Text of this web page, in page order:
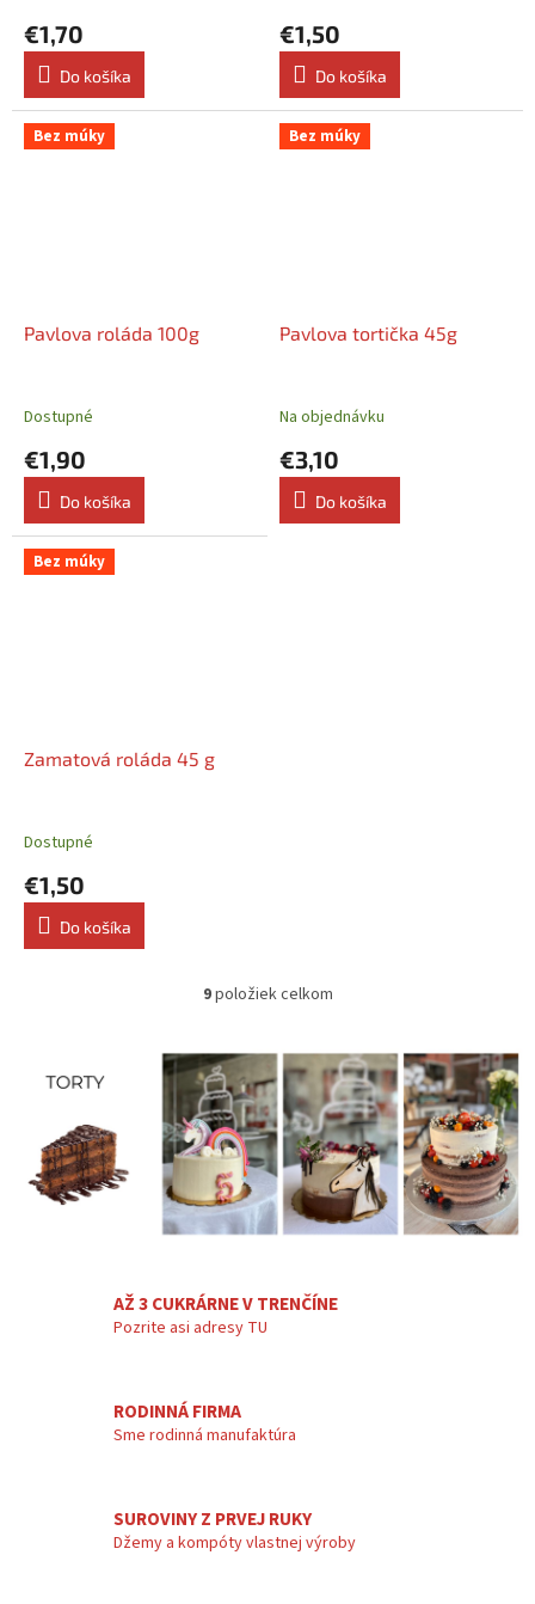
€1,70
Do košíka
€1,50
Do košíka
Bez múky
Pavlova roláda 100g
Dostupné
€1,90
Do košíka
Bez múky
Pavlova tortička 45g
Na objednávku
€3,10
Do košíka
Bez múky
Zamatová roláda 45 g
Dostupné
€1,50
Do košíka
O
l
á
d
a
c
i
e
p
r
y
v
u
9položiek celkom
AŽ 3 CUKRÁRNE V TRENČÍNE
Pozrite asi adresy TU
RODINNÁ FIRMA
Sme rodinná manufaktúra
SUROVINY Z PRVEJ RUKY
Džemy a kompóty vlastnej výroby